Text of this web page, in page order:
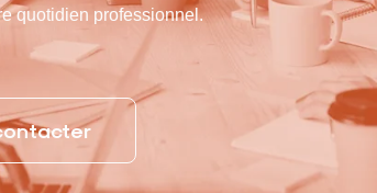
quotidien professionnel.